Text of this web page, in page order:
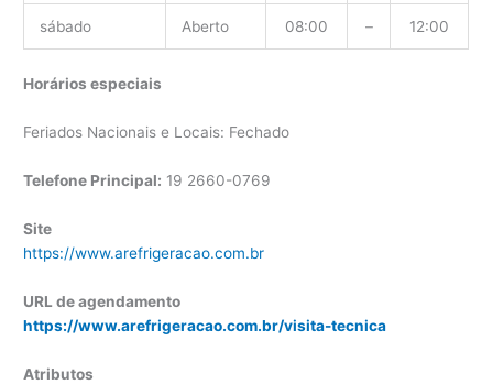
sábado Aberto 08:00 – 12:00
Horários especiais
Feriados Nacionais e Locais: Fechado
Telefone Principal: 19 2660-0769
Site
https://www.arefrigeracao.com.br
URL de agendamento
https://www.arefrigeracao.com.br/visita-tecnica
Atributos